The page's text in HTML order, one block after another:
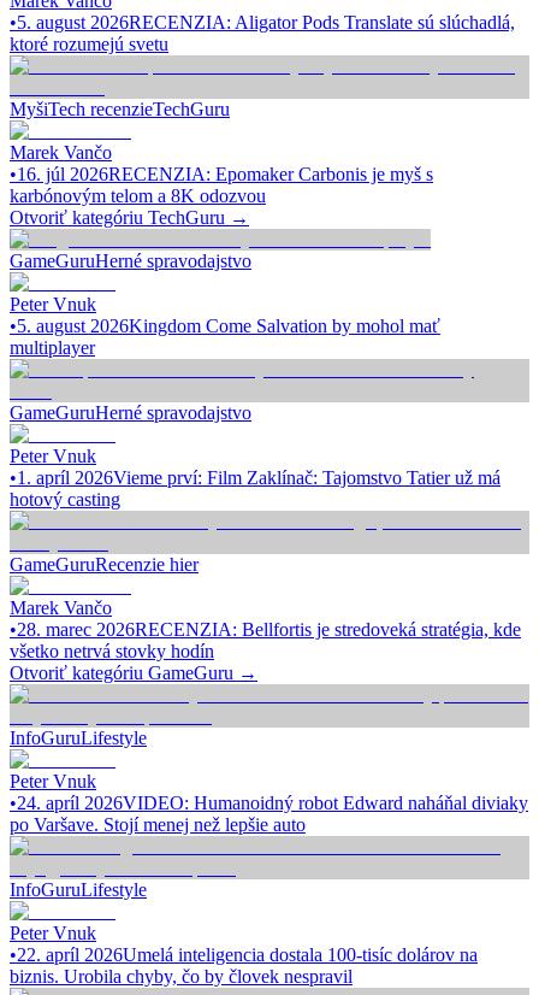
•5. august 2026RECENZIA: Aligator Pods Translate sú slúchadlá,
ktoré rozumejú svetu
MyšiTech recenzieTechGuru
Marek Vančo
•16. júl 2026RECENZIA: Epomaker Carbonis je myš s
karbónovým telom a 8K odozvou
Otvoriť kategóriu TechGuru →
GameGuruHerné spravodajstvo
Peter Vnuk
•5. august 2026Kingdom Come Salvation by mohol mať
multiplayer
GameGuruHerné spravodajstvo
Peter Vnuk
•1. apríl 2026Vieme prví: Film Zaklínač: Tajomstvo Tatier už má
hotový casting
GameGuruRecenzie hier
Marek Vančo
•28. marec 2026RECENZIA: Bellfortis je stredoveká stratégia, kde
všetko netrvá stovky hodín
Otvoriť kategóriu GameGuru →
InfoGuruLifestyle
Peter Vnuk
•24. apríl 2026VIDEO: Humanoidný robot Edward naháňal diviaky
po Varšave. Stojí menej než lepšie auto
InfoGuruLifestyle
Peter Vnuk
•22. apríl 2026Umelá inteligencia dostala 100-tisíc dolárov na
biznis. Urobila chyby, čo by človek nespravil